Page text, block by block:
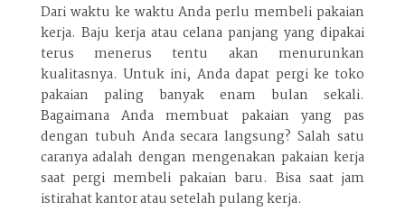
Dari waktu ke waktu Anda perlu membeli pakaian
kerja. Baju kerja atau celana panjang yang dipakai
terus menerus tentu akan menurunkan
kualitasnya. Untuk ini, Anda dapat pergi ke toko
pakaian paling banyak enam bulan sekali.
Bagaimana Anda membuat pakaian yang pas
dengan tubuh Anda secara langsung? Salah satu
caranya adalah dengan mengenakan pakaian kerja
saat pergi membeli pakaian baru. Bisa saat jam
istirahat kantor atau setelah pulang kerja.